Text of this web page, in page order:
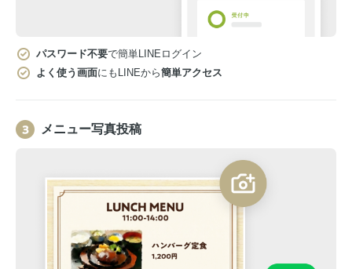
パスワード不要で簡単LINEログイン
よく使う画面にもLINEから簡単アクセス
メニュー写真投稿